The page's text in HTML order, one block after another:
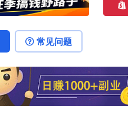
常见问题